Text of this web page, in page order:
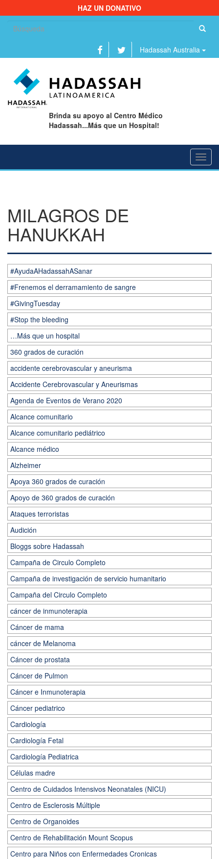
HAZ UN DONATIVO
Hadassah Australia
Brinda su apoyo al Centro Médico
Hadassah...Más que un Hospital!
MILAGROS DE
HANUKKAH
#AyudaAHadassahASanar
#Frenemos el derramamiento de sangre
#GivingTuesday
#Stop the bleeding
…Más que un hospital
360 grados de curación
accidente cerebrovascular y aneurisma
Accidente Cerebrovascular y Aneurismas
Agenda de Eventos de Verano 2020
Alcance comunitario
Alcance comunitario pediátrico
Alcance médico
Alzheimer
Apoya 360 grados de curación
Apoyo de 360 grados de curación
Ataques terroristas
Audición
Bloggs sobre Hadassah
Campaña de Circulo Completo
Campaña de investigación de servicio humanitario
Campaña del Circulo Completo
cáncer de inmunoterapia
Cáncer de mama
cáncer de Melanoma
Cáncer de prostata
Cáncer de Pulmon
Cáncer e Inmunoterapia
Cáncer pediatrico
Cardiología
Cardiología Fetal
Cardiología Pediatrica
Células madre
Centro de Cuidados Intensivos Neonatales (NICU)
Centro de Esclerosis Múltiple
Centro de Organoides
Centro de Rehabilitación Mount Scopus
Centro para Niños con Enfermedades Cronicas